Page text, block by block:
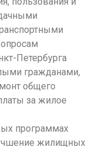
Петербурга
гражданами,
общего
за жилое
программах
жилищных